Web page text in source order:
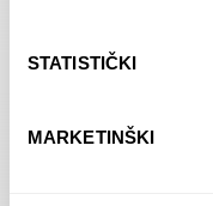
STATISTIČKI
MARKETINŠKI
ODABERI
POGLEDAJTE